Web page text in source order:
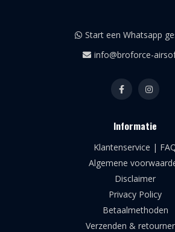
Start een Whatsapp
info@broforce-
Informatie
Klantenservice |
Algemene
Disclaimer
Privacy Policy
Betaalmethoden
Verzenden &